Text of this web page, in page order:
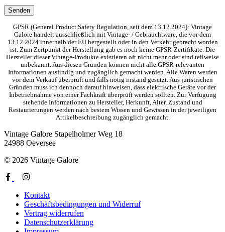
GPSR (General Product Safety Regulation, seit dem 13.12.2024): Vintage
Galore handelt ausschließlich mit Vintage- / Gebrauchtware, die vor dem
13.12.2024 innerhalb der EU hergestellt oder in den Verkehr gebracht worden
ist. Zum Zeitpunkt der Herstellung gab es noch keine GPSR-Zertifikate. Die
Hersteller dieser Vintage-Produkte existieren oft nicht mehr oder sind teilweise
unbekannt. Aus diesen Gründen können nicht alle GPSR-relevanten
Informationen ausfindig und zugänglich gemacht werden. Alle Waren werden
vor dem Verkauf überprüft und falls nötig instand gesetzt. Aus juristischen
Gründen muss ich dennoch darauf hinweisen, dass elektrische Geräte vor der
Inbetriebnahme von einer Fachkraft überprüft werden sollten. Zur Verfügung
stehende Informationen zu Hersteller, Herkunft, Alter, Zustand und
Restaurierungen werden nach bestem Wissen und Gewissen in der jeweiligen
Artikelbeschreibung zugänglich gemacht.
Vintage Galore Stapelholmer Weg 18
24988 Oeversee
© 2026 Vintage Galore
Kontakt
Geschäftsbedingungen und Widerruf
Vertrag widerrufen
Datenschutzerklärung